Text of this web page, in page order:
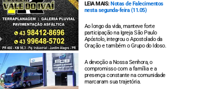
LEIA MAIS: Notas de Falecimentos
nesta segunda-feira (11.05)
Ao longo da vida, manteve forte
participação na Igreja São Paulo
Apóstolo, integrou o Apostolado da
Oração e também o Grupo do Idoso.
A devoção a Nossa Senhora, o
compromisso com a família e a
presença constante na comunidade
marcaram sua trajetória.